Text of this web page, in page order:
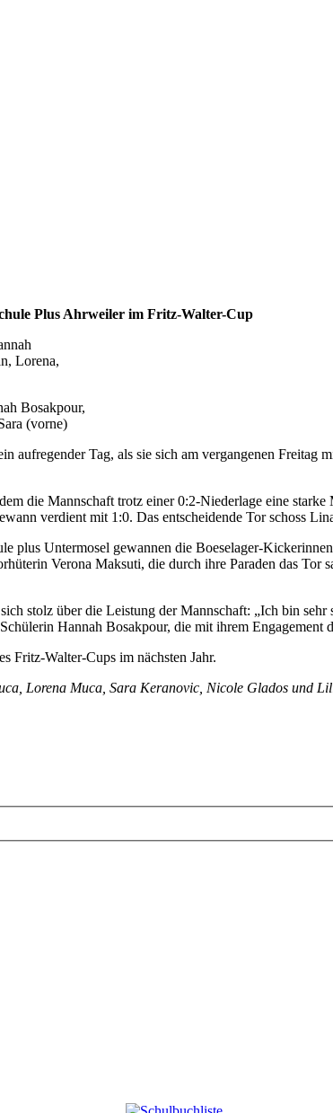
Plus Ahrweiler im Fritz-Walter-Cup
Bosakpour,
(vorne)
aufregender Tag, als sie sich am vergangenen
die Mannschaft trotz einer 0:2-Niederlage eine
verdient mit 1:0. Das entscheidende Tor schoss
plus Untermosel gewannen die Boeselager-
Verona Maksuti, die durch ihre Paraden das Tor
stolz über die Leistung der Mannschaft: „Ich bin
Hannah Bosakpour, die mit ihrem Engagement
Fritz-Walter-Cups im nächsten Jahr.
Lorena Muca, Sara Keranovic, Nicole Glados und